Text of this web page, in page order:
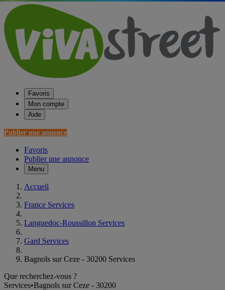
Favoris
Mon compte
Aide
Publier une annonce
Favoris
Publier une annonce
Menu
Accueil
France Services
Languedoc-Roussillon Services
Gard Services
Bagnols sur Ceze - 30200 Services
Que recherchez-vous ?
Services•Bagnols sur Ceze - 30200